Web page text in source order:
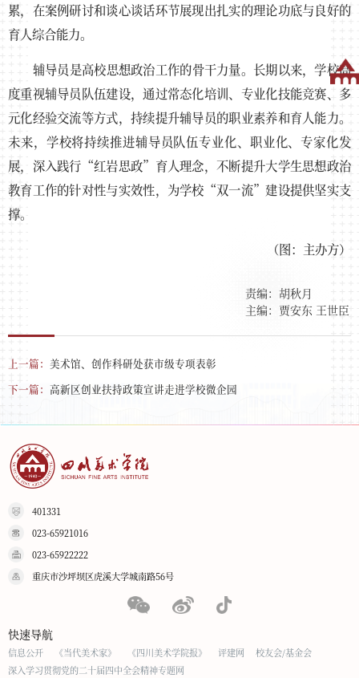
累，在案例研讨和谈心谈话环节展现出扎实的理论功底与良好的
育人综合能力。
辅导员是高校思想政治工作的骨干力量。长期以来，学校高
度重视辅导员队伍建设，通过常态化培训、专业化技能竞赛、多
元化经验交流等方式，持续提升辅导员的职业素养和育人能力。
未来，学校将持续推进辅导员队伍专业化、职业化、专家化发
展，深入践行“红岩思政”育人理念，不断提升大学生思想政治
教育工作的针对性与实效性，为学校“双一流”建设提供坚实支
撑。
（图：主办方）
责编：胡秋月
主编：贾安东 王世臣
上一篇： 美术馆、创作科研处获市级专项表彰
下一篇： 高新区创业扶持政策宣讲走进学校微企园
401331
023-65921016
023-65922222
重庆市沙坪坝区虎溪大学城南路56号
快速导航
信息公开 《当代美术家》 《四川美术学院报》 评建网
校友会/基金会
深入学习贯彻党的二十届四中全会精神专题网